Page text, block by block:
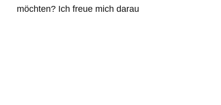
möchten? Ich freue mich darau